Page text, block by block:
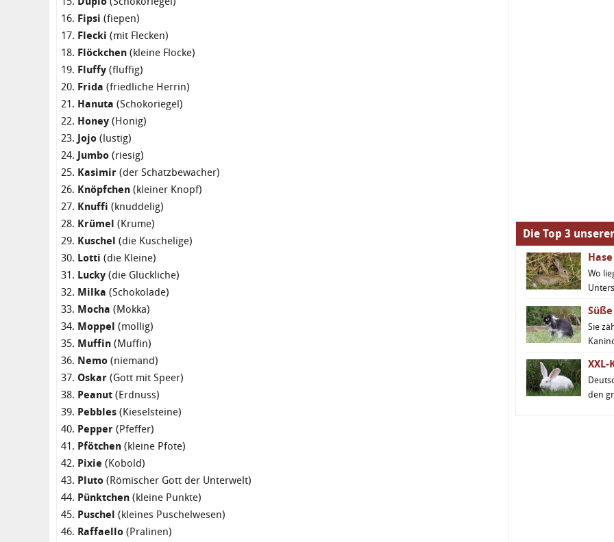
Fipsi (fiepen)
Flecki (mit Flecken)
Flöckchen (kleine Flocke)
Fluffy (fluffig)
Frida (friedliche Herrin)
Hanuta (Schokoriegel)
Honey (Honig)
Jojo (lustig)
Jumbo (riesig)
Kasimir (der Schatzbewacher)
Knöpfchen (kleiner Knopf)
Knuffi (knuddelig)
Krümel (Krume)
Kuschel (die Kuschelige)
Lotti (die Kleine)
Lucky (die Glückliche)
Milka (Schokolade)
Mocha (Mokka)
Moppel (mollig)
Muffin (Muffin)
Nemo (niemand)
Oskar (Gott mit Speer)
Peanut (Erdnuss)
Pebbles (Kieselsteine)
Pepper (Pfeffer)
Pfötchen (kleine Pfote)
Pixie (Kobold)
Pluto (Römischer Gott der Unterwelt)
Pünktchen (kleine Punkte)
Puschel (kleines Puschelwesen)
Raffaello (Pralinen)
Die Top 3
Wo
Sie
XXL-
den